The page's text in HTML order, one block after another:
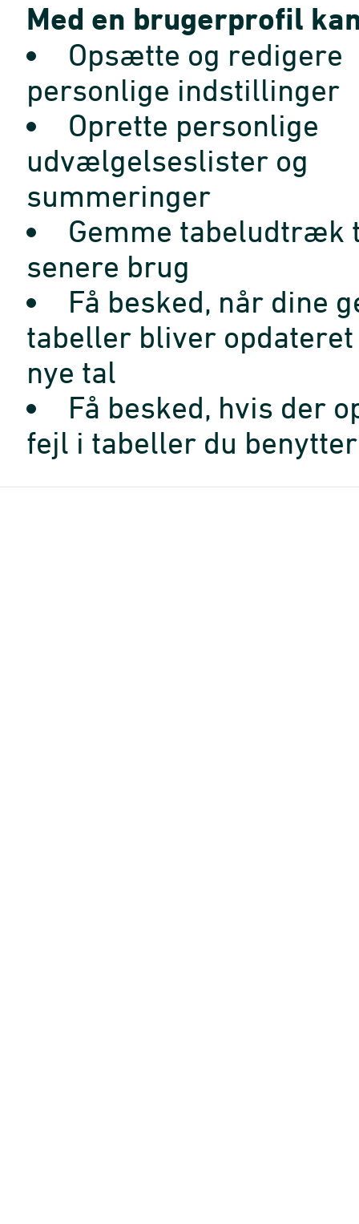
Med en brugerprofil
Opsætte og redigere
personlige indstillinger
Oprette personlige
udvælgelseslister og
summeringer
Gemme tabeludtræk
senere brug
Få besked, når dine
tabeller bliver opdateret
nye tal
Få besked, hvis der
fejl i tabeller du benytter